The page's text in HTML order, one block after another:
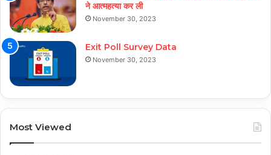
ने आत्महत्या कर ली
November 30, 2023
Exit Poll Survey Data
November 30, 2023
Most Viewed